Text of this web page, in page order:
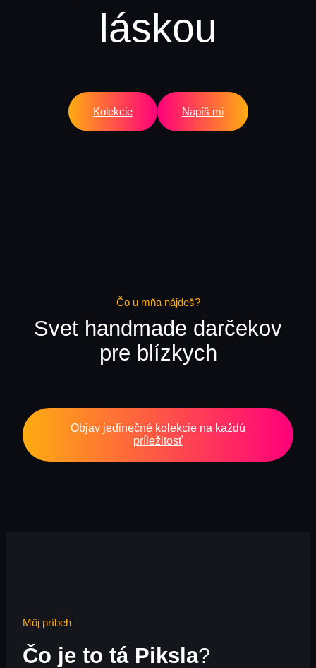
láskou
Kolekcie Napíš mi
Čo u mňa nájdeš?
Svet handmade darčekov
pre blízkych
Objav jedinečné kolekcie na každú
príležitosť
Môj príbeh
Čo je to tá Piksla?